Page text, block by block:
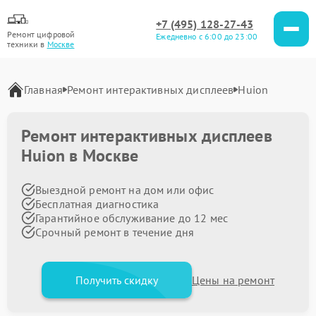
Ремонт цифровой
техники в Москве
+7 (495) 128-27-43
Ежедневно с 6:00 до 23:00
Главная Ремонт интерактивных дисплеев Huion
Ремонт интерактивных дисплеев
Huion в Москве
Выездной ремонт на дом или офис
Бесплатная диагностика
Гарантийное обслуживание до 12 мес
Срочный ремонт в течение дня
Получить скидку Цены на ремонт